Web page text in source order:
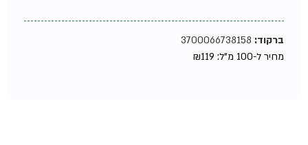
ברקוד:3700066738158
מחיר ל-100 מ"ל:
₪119